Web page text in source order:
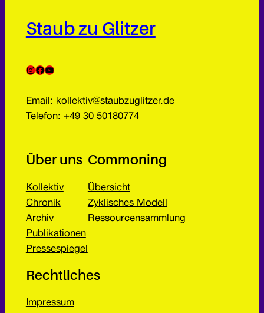
Staub zu Glitzer
InstagramFacebook YouTube
Email: kollektiv@staubzuglitzer.de
Telefon: +49 30 50180774
Über uns
Kollektiv
Chronik
Archiv
Publikationen
Pressespiegel
Commoning
Übersicht
Zyklisches Modell
Ressourcensammlung
Rechtliches
Impressum